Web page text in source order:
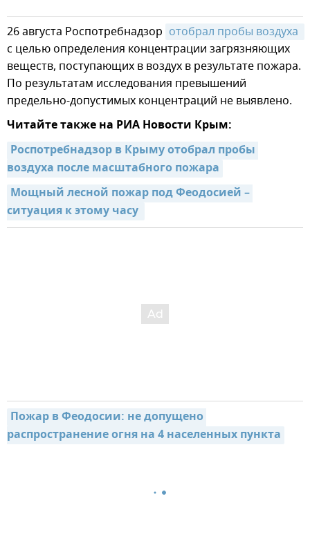
26 августа Роспотребнадзор
с целью определения концентрации загрязняющих
веществ, поступающих в воздух в результате пожара.
По результатам исследования превышений
предельно-допустимых концентраций не выявлено.
Читайте также на РИА Новости Крым:
Роспотребнадзор в Крыму отобрал пробы
воздуха после масштабного пожара
Мощный лесной пожар под Феодосией –
ситуация к этому часу
Пожар в Феодосии: не допущено
распространение огня на 4 населенных пункта